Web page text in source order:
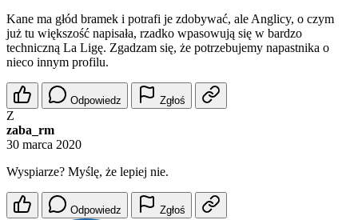
Kane ma głód bramek i potrafi je zdobywać, ale Anglicy, o czym
już tu większość napisała, rzadko wpasowują się w bardzo
techniczną La Ligę. Zgadzam się, że potrzebujemy napastnika o
nieco innym profilu.
Odpowiedz Zgłoś
Z
zaba_rm
30 marca 2020
Wyspiarze? Myślę, że lepiej nie.
Odpowiedz Zgłoś